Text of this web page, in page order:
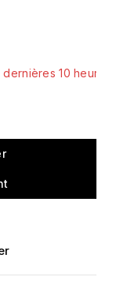
10 heures
ont dans leur